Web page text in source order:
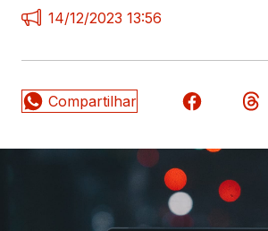
14/12/2023 13:56